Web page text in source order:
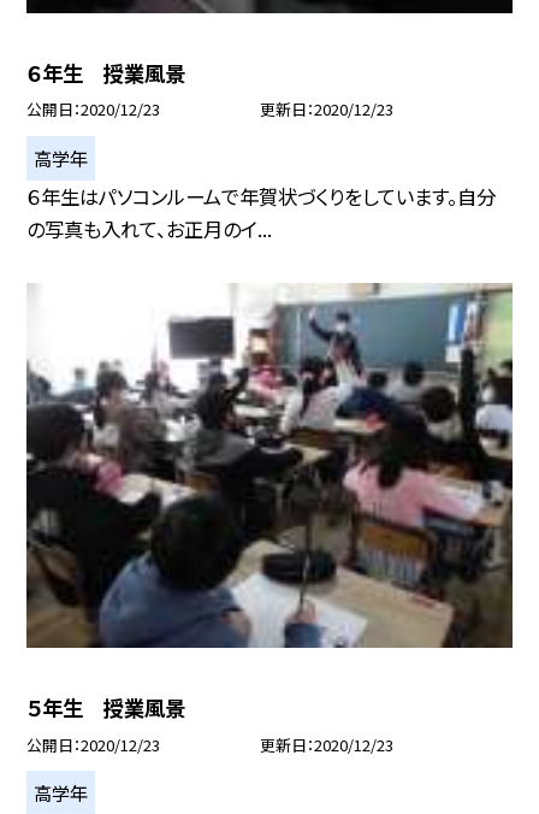
６年生 授業風景
公開日 2020/12/23 更新日 2020/12/23
高学年
６年生はパソコンルームで年賀状づくりをしています。自分
の写真も入れて、お正月のイ...
５年生 授業風景
公開日 2020/12/23 更新日 2020/12/23
高学年